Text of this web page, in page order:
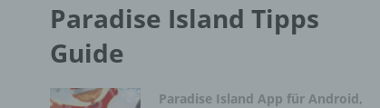
Paradise Island Tipps
Guide
Paradise Island App für Android,